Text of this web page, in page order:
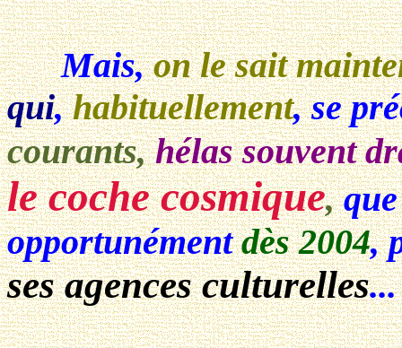
Mais,on le sait
qui,habituellement, se
courants,hélas souvent
le coche cosmique,
opportunémentdès 2004,
ses agences culturelles...